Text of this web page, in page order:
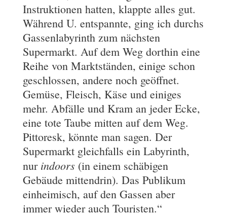
Instruktionen hatten, klappte alles gut.
Während U. entspannte, ging ich durchs
Gassenlabyrinth zum nächsten
Supermarkt. Auf dem Weg dorthin eine
Reihe von Marktständen, einige schon
geschlossen, andere noch geöffnet.
Gemüse, Fleisch, Käse und einiges
mehr. Abfälle und Kram an jeder Ecke,
eine tote Taube mitten auf dem Weg.
Pittoresk, könnte man sagen. Der
Supermarkt gleichfalls ein Labyrinth,
nur indoors (in einem schäbigen
Gebäude mittendrin). Das Publikum
einheimisch, auf den Gassen aber
immer wieder auch Touristen.“